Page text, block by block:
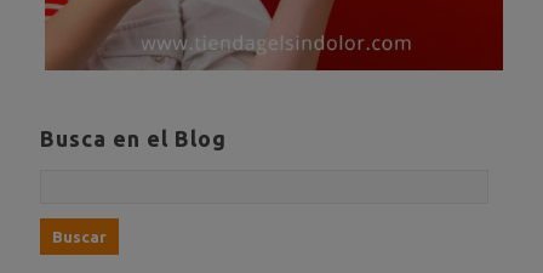
Busca en el Blog